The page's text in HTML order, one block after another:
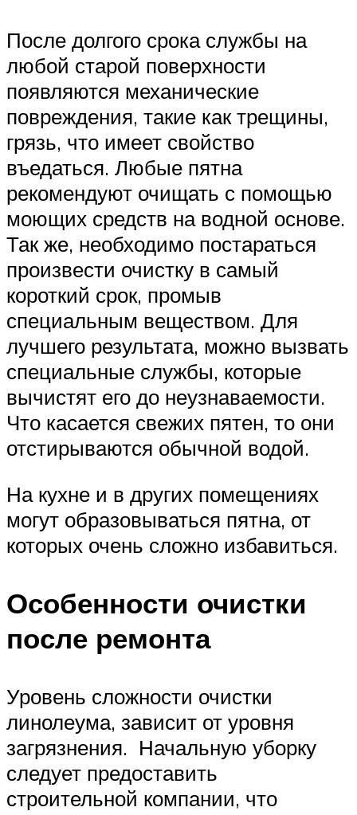
После долгого срока службы на
любой старой поверхности
появляются механические
повреждения, такие как трещины,
грязь, что имеет свойство
въедаться. Любые пятна
рекомендуют очищать с помощью
моющих средств на водной основе.
Так же, необходимо постараться
произвести очистку в самый
короткий срок, промыв
специальным веществом. Для
лучшего результата, можно вызвать
специальные службы, которые
вычистят его до неузнаваемости.
Что касается свежих пятен, то они
отстирываются обычной водой.
На кухне и в других помещениях
могут образовываться пятна, от
которых очень сложно избавиться.
Особенности очистки
после ремонта
Уровень сложности очистки
линолеума, зависит от уровня
загрязнения. Начальную уборку
следует предоставить
строительной компании, что